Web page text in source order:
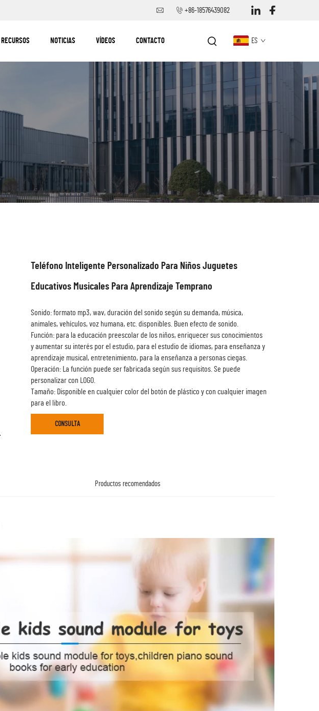
+86-18576439082
RECURSOS NOTICIAS VÍDEOS CONTACTO ES
Teléfono Inteligente Personalizado Para Niños Juguetes
Educativos Musicales Para Aprendizaje Temprano
Sonido: formato mp3, wav, duración del sonido según su demanda, música,
animales, vehículos, voz humana, etc. disponibles. Buen efecto de sonido.
Función: para la educación preescolar de los niños, enriquecer sus conocimientos
y aumentar su interés por el estudio, para el estudio de idiomas, para enseñanza y
aprendizaje musical, entretenimiento, para la enseñanza a personas ciegas.
Operación: La función puede ser fabricada según sus requisitos. Se puede
personalizar con LOGO.
Tamaño: Disponible en cualquier color del botón de plástico y con cualquier imagen
para el libro.
CONSULTA
Productos recomendados